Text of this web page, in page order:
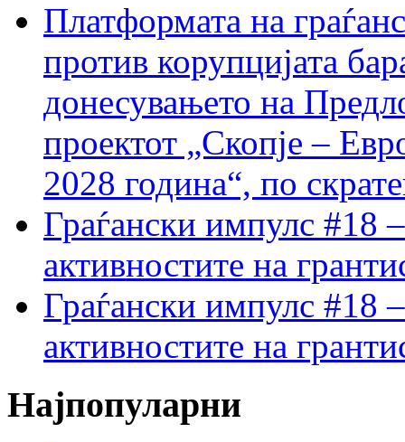
Платформата на
против корупцијата
донесувањето на
проектот „Скопје –
2028 година“, по
Граѓански импулс #18
активностите на
Граѓански импулс #18
активностите на
Најпопуларни